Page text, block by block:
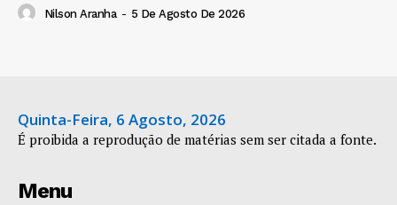
Nilson Aranha - 5 De Agosto De 2026
Quinta-Feira, 6 Agosto, 2026
É proibida a reprodução de matérias sem ser citada a fonte.
Menu